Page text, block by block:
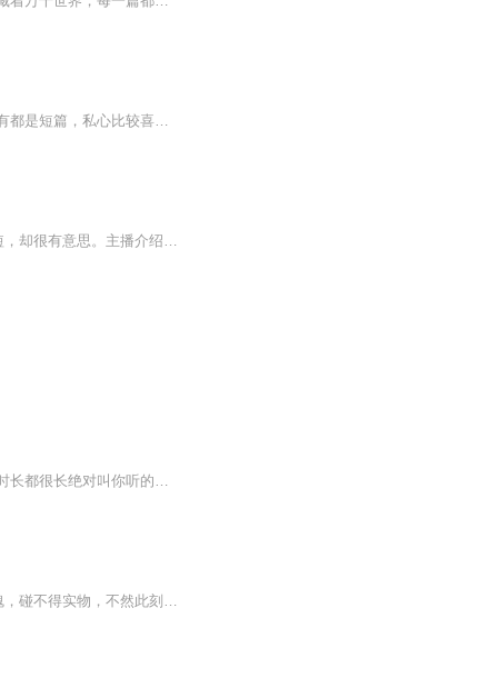
浪漫甜蜜的爱情小说合集恋爱加糖，浪漫加倍，甜度满分，只你对味你想要的爱情，这里都有都是短篇，私心比较喜欢恋爱前互相吸引喜欢的那段时期，甜甜的暧昧让人心动看多了虐恋情深、在一起之后的一地鸡毛，不如就只到在一起就结束好了目前的文作者有：柚子...
书籍信息:日本短篇小说家星新一的短篇小说合集，科幻小说，讽刺小说。内容重点:故事虽短，却很有意思。主播介绍:一个喜欢读书的文艺大妈推荐人群:读给喜欢听故事的人听的。
这里是小故事的天地，内容文字绝对精品，每一篇我都哭过笑过无法自拔，故事虽短，每集时长都很长绝对叫你听的过瘾。欢迎宝子们订阅评论哦～～
“求鬼王借我皮囊，来日恩怨了结，我愿将魂魄奉上！”只春把头重重的磕在地上，她已为鬼魂，碰不得实物，不然此刻定然会有血从她额头上流下来。“我与他是少年夫妻，今日他却为了功名斩我于刀下。此仇不报，我实在心有不甘。”只春满脸泪痕，声音颤抖。鬼...